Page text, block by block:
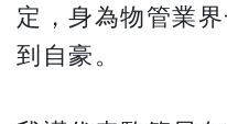
定，身為物管業
到自豪。